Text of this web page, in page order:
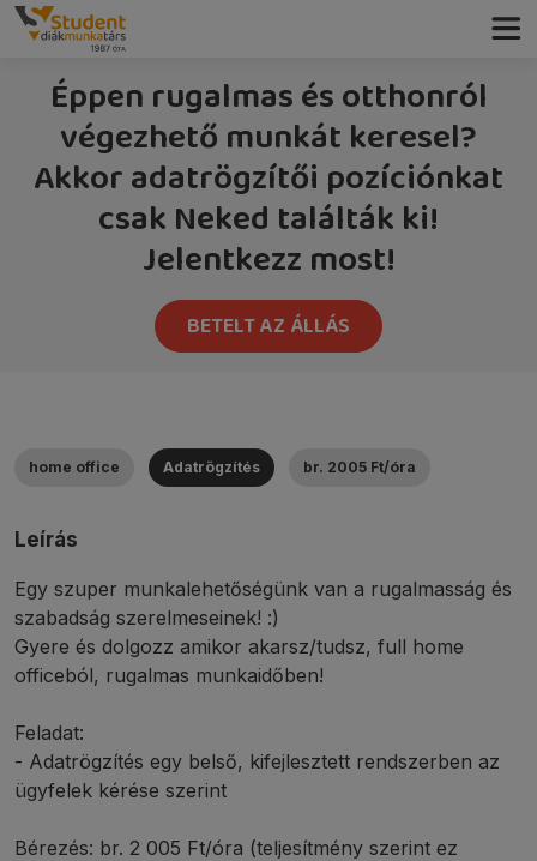
Éppen rugalmas és otthonról
végezhető munkát keresel?
Akkor adatrögzítői pozíciónkat
csak Neked találták ki!
Jelentkezz most!
BETELT AZ ÁLLÁS
home office Adatrögzítés br. 2005 Ft/óra
Leírás
Egy szuper munkalehetőségünk van a rugalmasság és
szabadság szerelmeseinek! :)
Gyere és dolgozz amikor akarsz/tudsz, full home
officeból, rugalmas munkaidőben!
Feladat:
- Adatrögzítés egy belső, kifejlesztett rendszerben az
ügyfelek kérése szerint
Bérezés: br. 2 005 Ft/óra (teljesítmény szerint ez